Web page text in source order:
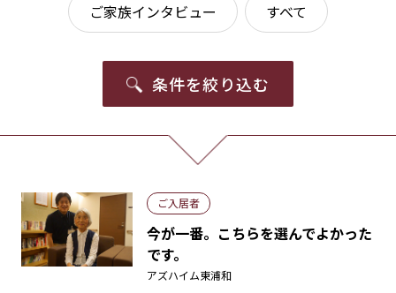
ご家族インタビュー すべて
条件を絞り込む
ご入居者
今が一番。こちらを選んでよかった
です。
アズハイム東浦和